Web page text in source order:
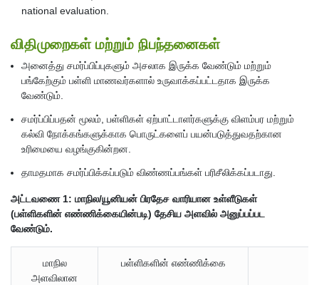
national evaluation.
விதிமுறைகள் மற்றும் நிபந்தனைகள்
அனைத்து சமர்ப்பிப்புகளும் அசலாக இருக்க வேண்டும் மற்றும்
பங்கேற்கும் பள்ளி மாணவர்களால் உருவாக்கப்பட்டதாக இருக்க
வேண்டும்.
சமர்ப்பிப்பதன் மூலம், பள்ளிகள் ஏற்பாட்டாளர்களுக்கு விளம்பர மற்றும்
கல்வி நோக்கங்களுக்காக பொருட்களைப் பயன்படுத்துவதற்கான
உரிமையை வழங்குகின்றன.
தாமதமாக சமர்ப்பிக்கப்படும் விண்ணப்பங்கள் பரிசீலிக்கப்படாது.
அட்டவணை 1: மாநில/யூனியன் பிரதேச வாரியான உள்ளீடுகள்
(பள்ளிகளின் எண்ணிக்கையின்படி) தேசிய அளவில் அனுப்பப்பட
வேண்டும்.
மாநில
அளவிலான
பள்ளிகளின் எண்ணிக்கை